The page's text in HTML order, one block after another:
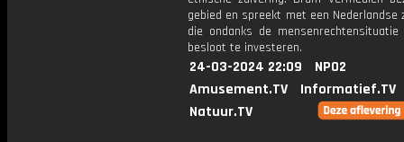
gebied en spreekt met een Nederlandse
die ondanks de
besloot te investeren.
24-03-2024 22:09
NPO2
Amusement.TV
Informatief.TV
Natuur.TV